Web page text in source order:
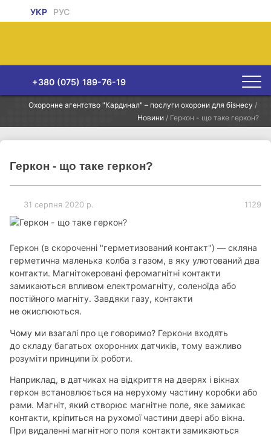
УКР РУС
+380 (075) 189-76-19
Охоронне агентство "Кардинал" – послуги охорони для бізнесу /
Новини / Геркон - що таке геркон?
Геркон - що таке геркон?
31 серпня 2020 р. 1129
Геркон (в скороченні "герметизований контакт") — скляна
герметична маленька колба з газом, в яку улютований два
контакти. Магнітокеровані феромагнітні контакти
замикаються впливом електромагніту, соленоїда або
постійного магніту. Завдяки газу, контакти
не окислюються.
Чому ми взагалі про це говоримо? Геркони входять
до складу багатьох охоронних датчиків, тому важливо
розуміти принципи їх роботи.
Наприклад, в датчиках на відкриття на дверях і вікнах
геркон встановлюється на нерухому частину коробки або
рами. Магніт, який створює магнітне поле, яке замикає
контакти, кріпиться на рухомої частини двері або вікна.
При видаленні магнітного поля контакти замикаються